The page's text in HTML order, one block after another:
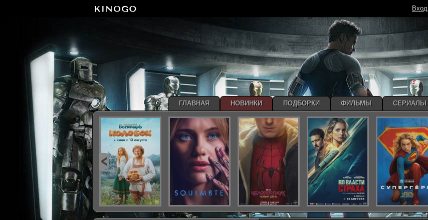
Вход
ГЛАВНАЯ НОВИНКИ ПОДБОРКИ ФИЛЬМЫ СЕРИАЛЫ